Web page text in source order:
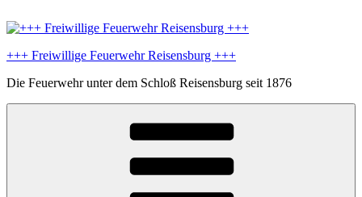
Inhalt
+++ Freiwillige Feuerwehr Reisensburg +++
Die Feuerwehr unter dem Schloß Reisensburg seit 1876